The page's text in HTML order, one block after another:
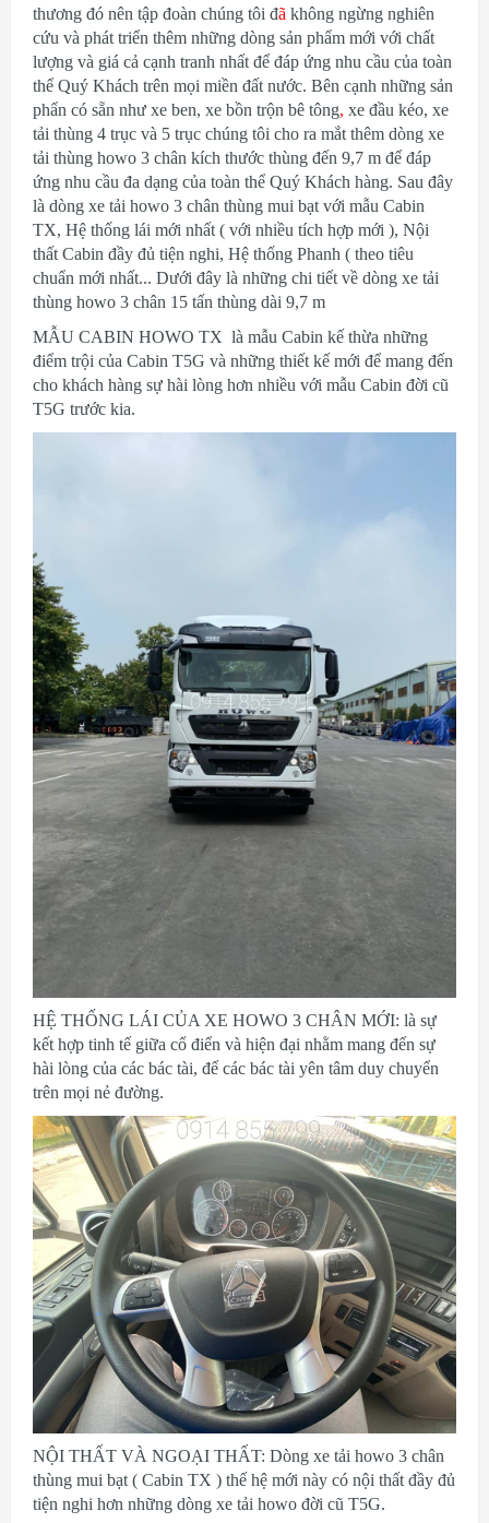
thương đó nên tập đoàn chúng tôi đã không ngừng nghiên
cứu và phát triển thêm những dòng sản phẩm mới với chất
lượng và giá cả cạnh tranh nhất để đáp ứng nhu cầu của toàn
thể Quý Khách trên mọi miền đất nước. Bên cạnh những sản
phẩn có sẵn như xe ben, xe bồn trộn bê tông, xe đầu kéo, xe
tải thùng 4 trục và 5 trục chúng tôi cho ra mắt thêm dòng xe
tải thùng howo 3 chân kích thước thùng đến 9,7 m để đáp
ứng nhu cầu đa dạng của toàn thể Quý Khách hàng. Sau đây
là dòng xe tải howo 3 chân thùng mui bạt với mẫu Cabin
TX, Hệ thống lái mới nhất ( với nhiều tích hợp mới ), Nội
thất Cabin đầy đủ tiện nghi, Hệ thống Phanh ( theo tiêu
chuẩn mới nhất... Dưới đây là những chi tiết về dòng xe tải
thùng howo 3 chân 15 tấn thùng dài 9,7 m
MẪU CABIN HOWO TX là mẫu Cabin kế thừa những
điểm trội của Cabin T5G và những thiết kế mới để mang đến
cho khách hàng sự hài lòng hơn nhiều với mẫu Cabin đời cũ
T5G trước kia.
HỆ THỐNG LÁI CỦA XE HOWO 3 CHÂN MỚI: là sự
kết hợp tinh tế giữa cổ điển và hiện đại nhằm mang đến sự
hài lòng của các bác tài, để các bác tài yên tâm duy chuyển
trên mọi nẻ đường.
NỘI THẤT VÀ NGOẠI THẤT: Dòng xe tải howo 3 chân
thùng mui bạt ( Cabin TX ) thế hệ mới này có nội thất đầy đủ
tiện nghi hơn những dòng xe tải howo đời cũ T5G.